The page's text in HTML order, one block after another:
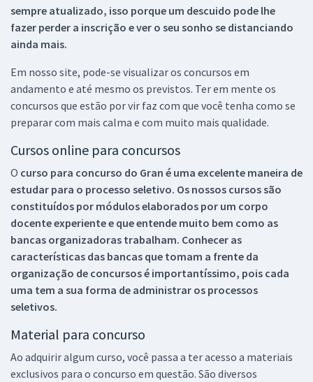
sempre atualizado, isso porque um descuido pode lhe
fazer perder a inscrição e ver o seu sonho se distanciando
ainda mais.
Em nosso site, pode-se visualizar os concursos em
andamento e até mesmo os previstos. Ter em mente os
concursos que estão por vir faz com que você tenha como se
preparar com mais calma e com muito mais qualidade.
Cursos online para concursos
O curso para concurso do Gran é uma excelente maneira de
estudar para o processo seletivo. Os nossos cursos são
constituídos por módulos elaborados por um corpo
docente experiente e que entende muito bem como as
bancas organizadoras trabalham. Conhecer as
características das bancas que tomam a frente da
organização de concursos é importantíssimo, pois cada
uma tem a sua forma de administrar os processos
seletivos.
Material para concurso
Ao adquirir algum curso, você passa a ter acesso a materiais
exclusivos para o concurso em questão. São diversos